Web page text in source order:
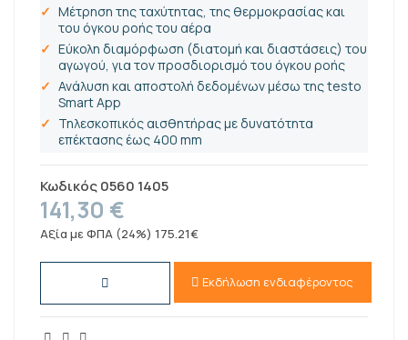
Μέτρηση της ταχύτητας, της θερμοκρασίας και
του όγκου ροής του αέρα
Εύκολη διαμόρφωση (διατομή και διαστάσεις) του
αγωγού, για τον προσδιορισμό του όγκου ροής
Ανάλυση και αποστολή δεδομένων μέσω της testo
Smart App
Τηλεσκοπικός αισθητήρας με δυνατότητα
επέκτασης έως 400 mm
Κωδικός 0560 1405
141,30 €
Αξία με ΦΠΑ (24%) 175.21€
Εκδήλωση ενδιαφέροντος